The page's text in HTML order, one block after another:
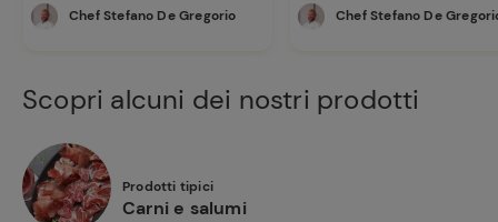
Chef Stefano De Gregorio Chef Stefano De
Scopri alcuni dei nostri prodotti
Prodotti tipici
Carni e salumi